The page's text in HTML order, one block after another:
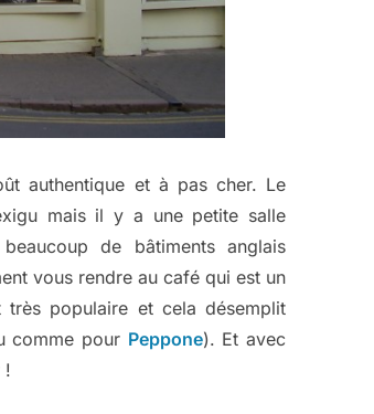
authentique et à pas cher. Le
mais il y a une petite salle
de bâtiments anglais
vous rendre au café qui est un
populaire et cela désemplit
comme pour Peppone). Et avec
!